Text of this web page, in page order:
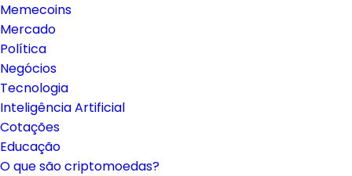
Memecoins
Mercado
Política
Negócios
Tecnologia
Inteligência Artificial
Cotações
Educação
O que são criptomoedas?